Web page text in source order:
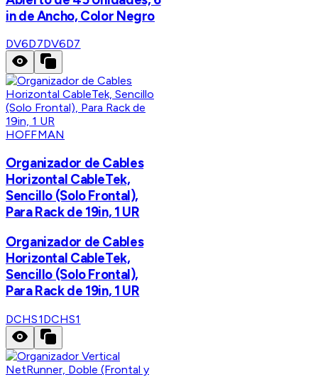
in de Ancho, Color Negro
DV6D7DV6D7
HOFFMAN
Organizador de Cables
Horizontal CableTek,
Sencillo (Solo Frontal),
Para Rack de 19in, 1 UR
Organizador de Cables
Horizontal CableTek,
Sencillo (Solo Frontal),
Para Rack de 19in, 1 UR
DCHS1DCHS1